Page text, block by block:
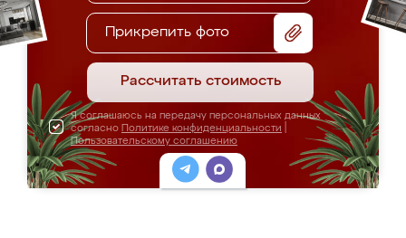
Прикрепить фото
Рассчитать стоимость
Я соглашаюсь на передачу персональных данных
согласно Политике конфиденциальности
Пользовательскому соглашению